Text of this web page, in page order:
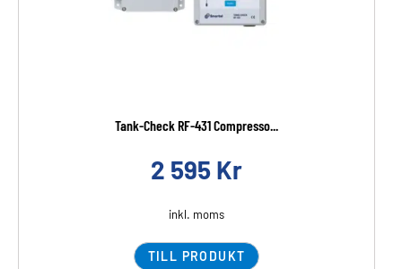
Tank-Check RF-431 Compresso...
2 595 Kr
inkl. moms
TILL PRODUKT